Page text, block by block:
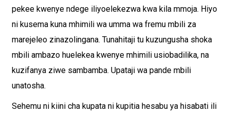
pekee kwenye ndege iliyoelekezwa kwa kila mmoja. Hiyo
ni kusema kuna mhimili wa umma wa fremu mbili za
marejeleo zinazolingana. Tunahitaji tu kuzungusha shoka
mbili ambazo huelekea kwenye mhimili usiobadilika, na
kuzifanya ziwe sambamba. Upataji wa pande mbili
unatosha.
Sehemu ni kiini cha kupata ni kupitia hesabu ya hisabati ili